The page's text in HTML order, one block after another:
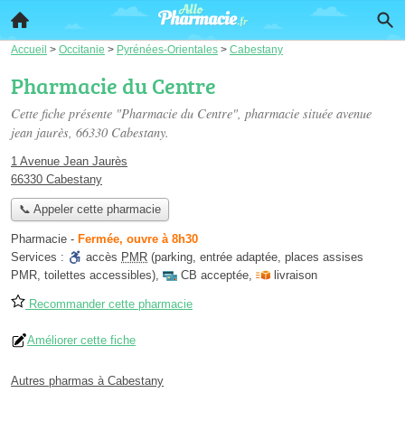
Accueil > Occitanie > Pyrénées-Orientales > Cabestany
Pharmacie du Centre
Cette fiche présente "Pharmacie du Centre", pharmacie située avenue
jean jaurès, 66330 Cabestany.
1 Avenue Jean Jaurès
66330 Cabestany
📞 Appeler cette pharmacie
Pharmacie - Fermée, ouvre à 8h30
Services :
accès PMR (parking, entrée adaptée, places assises
PMR, toilettes accessibles), CB acceptée, livraison
Recommander cette pharmacie
Améliorer cette fiche
Autres pharmas à Cabestany